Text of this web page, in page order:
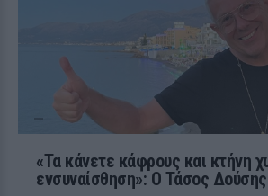
«Τα κάνετε κάφρους και κτήνη
ενσυναίσθηση»: Ο Τάσος